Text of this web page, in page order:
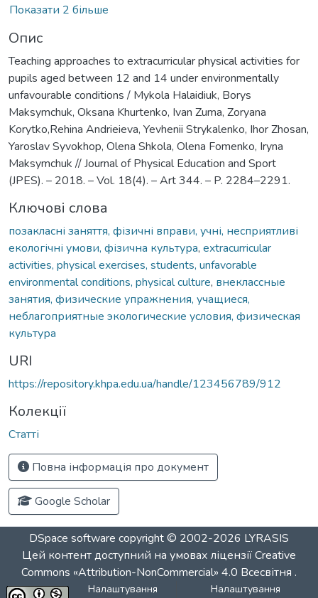
Показати 2 більше
Опис
Teaching approaches to extracurricular physical activities for
pupils aged between 12 and 14 under environmentally
unfavourable conditions / Mykola Halaidiuk, Borys
Maksymchuk, Oksana Khurtenko, Ivan Zuma, Zoryana
Korytko,Rehina Andrieieva, Yevhenii Strykalenko, Ihor Zhosan,
Yaroslav Syvokhop, Olena Shkola, Olena Fomenko, Iryna
Maksymchuk // Journal of Physical Education and Sport
(JPES). – 2018. – Vol. 18(4). – Art 344. – P. 2284–2291.
Ключові слова
позакласні заняття, фізичні вправи, учні, несприятливі
екологічні умови, фізична культура, extracurricular
activities, physical exercises, students, unfavorable
environmental conditions, physical culture, внеклассные
занятия, физические упражнения, учащиеся,
неблагоприятные экологические условия, физическая
культура
URI
https://repository.khpa.edu.ua/handle/123456789/912
Колекції
Статті
Повна інформація про документ
Google Scholar
DSpace software copyright © 2002-2026 LYRASIS
Цей контент доступний на умовах ліцензіїCreative
Commons «Attribution-NonCommercial» 4.0 Всесвітня .
Налаштування
Налаштування